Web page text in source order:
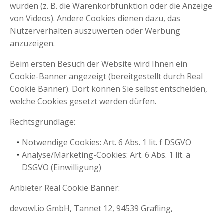
würden (z. B. die Warenkorbfunktion oder die Anzeige
von Videos). Andere Cookies dienen dazu, das
Nutzerverhalten auszuwerten oder Werbung
anzuzeigen.
Beim ersten Besuch der Website wird Ihnen ein
Cookie-Banner angezeigt (bereitgestellt durch Real
Cookie Banner). Dort können Sie selbst entscheiden,
welche Cookies gesetzt werden dürfen.
Rechtsgrundlage:
Notwendige Cookies: Art. 6 Abs. 1 lit. f DSGVO
Analyse/Marketing-Cookies: Art. 6 Abs. 1 lit. a
DSGVO (Einwilligung)
Anbieter Real Cookie Banner:
devowl.io GmbH, Tannet 12, 94539 Grafling,